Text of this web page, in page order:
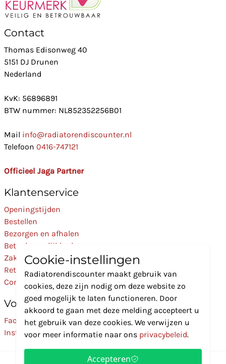
Contact
Thomas Edisonweg 40
5151 DJ Drunen
Nederland
KvK: 56896891
BTW nummer: NL852352256B01
Mail info@radiatorendiscounter.nl
Telefoon 0416-747121
Officieel Jaga Partner
Klantenservice
Openingstijden
Bestellen
Bezorgen en afhalen
Betaalmogelijkheden
Zakelijk
Retourneren
Contact
Volg Ons
Facebook
Instagram
Cookie-instellingen
Radiatorendiscounter maakt gebruik van
cookies, deze zijn nodig om deze website zo
goed mogelijk te laten functioneren. Door
akkoord te gaan met deze melding accepteert u
het gebruik van deze cookies. We verwijzen u
voor meer informatie naar ons privacybeleid.
Accepteren